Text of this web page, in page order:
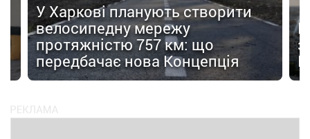
У Харкові планують створити
велосипедну мережу
протяжністю 757 км: що
передбачає нова Концепція